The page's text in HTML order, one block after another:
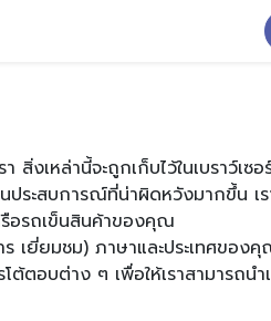
งเหล่านี้จะถูกเก็บไว้ในเบราว์เซ
ประสบการณ์ที่น่าผิดหวังมากขึ้น เ
อรถเข็นสินค้าของคุณ
เยี่ยมชม) ภาษาและประเทศของคุ
ต้ตอบต่าง ๆ เพื่อให้เราสามารถนำ